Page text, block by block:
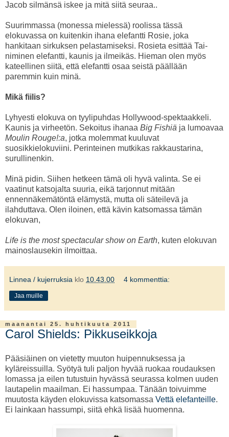
Jacob silmänsä iskee ja mitä siitä seuraa..
Suurimmassa (monessa mielessä) roolissa tässä
elokuvassa on kuitenkin ihana elefantti Rosie, joka
hankitaan sirkuksen pelastamiseksi. Rosieta esittää Tai-
niminen elefantti, kaunis ja ilmeikäs. Hieman olen myös
kateellinen siitä, että elefantti osaa seistä päällään
paremmin kuin minä.
Mikä fiilis?
Lyhyesti elokuva on tyylipuhdas Hollywood-spektaakkeli.
Kaunis ja virheetön. Sekoitus ihanaa Big Fishiä ja lumoavaa
Moulin Rouge!:a, jotka molemmat kuuluvat
suosikkielokuviini. Perinteinen mutkikas rakkaustarina,
surullinenkin.
Minä pidin. Siihen hetkeen tämä oli hyvä valinta. Se ei
vaatinut katsojalta suuria, eikä tarjonnut mitään
ennennäkemätöntä elämystä, mutta oli säteilevä ja
ilahduttava. Olen iloinen, että kävin katsomassa tämän
elokuvan,
Life is the most spectacular show on Earth, kuten elokuvan
mainoslausekin ilmoittaa.
Linnea / kujerruksia klo 10.43.00 4 kommenttia:
Jaa muille
maanantai 25. huhtikuuta 2011
Carol Shields: Pikkuseikkoja
Pääsiäinen on vietetty muuton huipennuksessa ja
kyläreissuilla. Syötyä tuli paljon hyvää ruokaa roudauksen
lomassa ja eilen tutustuin hyvässä seurassa kolmen uuden
lautapelin maailman. Ei hassumpaa. Tänään toivuimme
muutosta käyden elokuvissa katsomassa Vettä elefanteille.
Ei lainkaan hassumpi, siitä ehkä lisää huomenna.